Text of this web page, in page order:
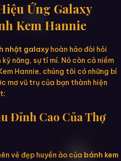
Ứng Galaxy
Kem Hannie
nhật galaxyhoàn hảo đòi hỏi
năng, sự tỉ mỉ. Nó còn cả niềm
Hannie, chúng tôi có những bí
mơ vũ trụ của bạn thành hiện
Đỉnh Cao Của Thợ
vẻ đẹp huyền ảo của bánh kem